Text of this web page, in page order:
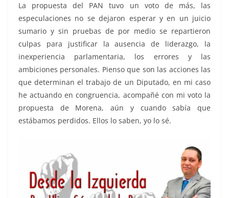
La propuesta del PAN tuvo un voto de más, las
especulaciones no se dejaron esperar y en un juicio
sumario y sin pruebas de por medio se repartieron
culpas para justificar la ausencia de liderazgo, la
inexperiencia parlamentaria, los errores y las
ambiciones personales. Pienso que son las acciones las
que determinan el trabajo de un Diputado, en mi caso
he actuando en congruencia, acompañé con mi voto la
propuesta de Morena, aún y cuando sabía que
estábamos perdidos. Ellos lo saben, yo lo sé.